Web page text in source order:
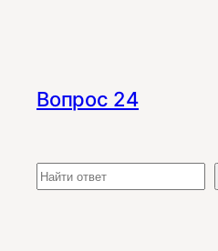
Вопрос 24
Поиск